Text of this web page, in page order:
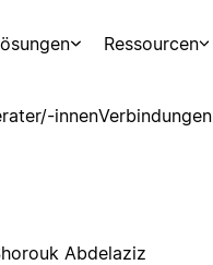
Ressourcen
innenVerbindungen
Abdelaziz